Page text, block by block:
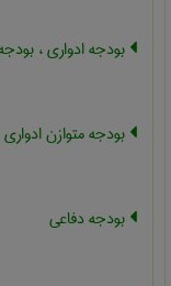
بودجه ادواری ،
بودجه متوازن ادواری
بودجه دفاعی